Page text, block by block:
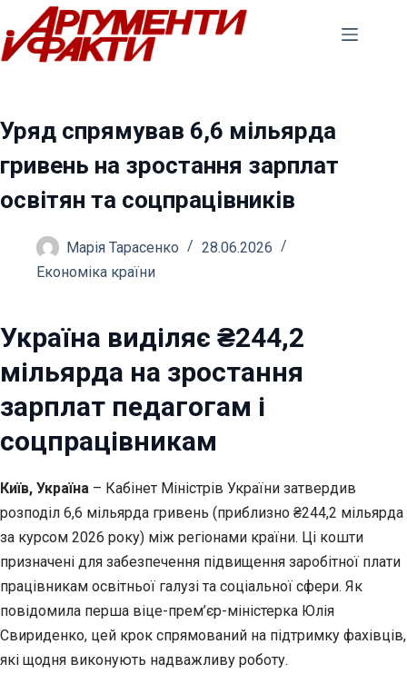
Перейти
до
вмісту
Уряд спрямував 6,6 мільярда
гривень на зростання зарплат
освітян та соцпрацівників
Марія Тарасенко
28.06.2026
Економіка країни
Україна виділяє ₴244,2
мільярда на зростання
зарплат педагогам і
соцпрацівникам
Київ, Україна – Кабінет Міністрів України затвердив
розподіл 6,6 мільярда гривень (приблизно ₴244,2 мільярда
за курсом 2026 року) між регіонами країни. Ці кошти
призначені для забезпечення підвищення заробітної плати
працівникам освітньої галузі та соціальної сфери. Як
повідомила перша віце-прем’єр-міністерка Юлія
Свириденко, цей крок спрямований на підтримку фахівців,
які щодня виконують надважливу роботу.